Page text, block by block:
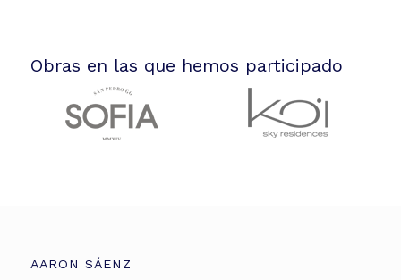
Obras en las que hemos participado
AARON SÁENZ